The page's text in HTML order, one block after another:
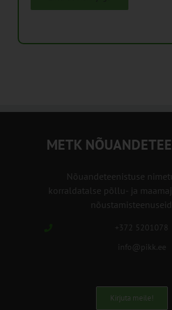
METK
Nõuandeteenistuse
korraldatalse põllu- ja
+372 5201078
info@pikk.ee
Kirjuta meile!